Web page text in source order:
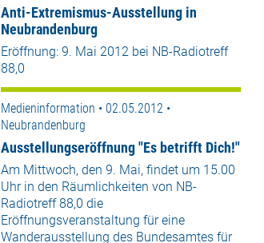
Anti-Extremismus-Ausstellung in
Neubrandenburg
Eröffnung: 9. Mai 2012 bei NB-Radiotreff
88,0
Medieninformation • 02.05.2012 •
Neubrandenburg
Ausstellungseröffnung "Es betrifft Dich!"
Am Mittwoch, den 9. Mai, findet um 15.00
Uhr in den Räumlichkeiten von NB-
Radiotreff 88,0 die
Eröffnungsveranstaltung für eine
Wanderausstellung des Bundesamtes für